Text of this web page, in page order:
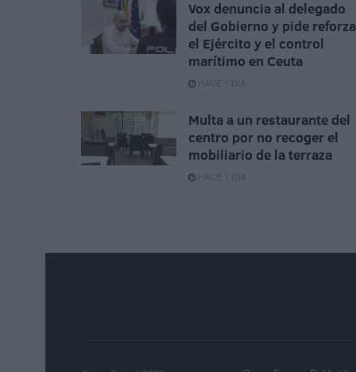
Vox denuncia al delegado
del Gobierno y pide
el Ejército y el control
marítimo en Ceuta
HACE 1 DÍA
Multa a un restaurante del
centro por no recoger el
mobiliario de la terraza
HACE 1 DÍA